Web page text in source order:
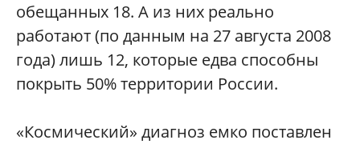
обещанных 18. А из них реально
работают (по данным на 27 августа 2008
года) лишь 12, которые едва способны
покрыть 50% территории России.
«Космический» диагноз емко поставлен